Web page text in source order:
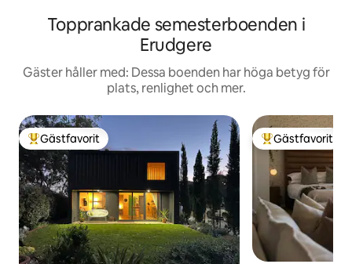
Topprankade semesterboenden i
Erudgere
Gäster håller med: Dessa boenden har höga betyg för
plats, renlighet och mer.
Populär gästfavorit
Gästfavorit Populär
Gästfavorit